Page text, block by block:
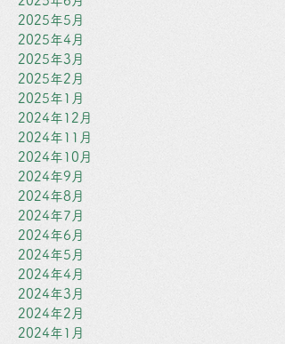
2025年5月
2025年4月
2025年3月
2025年2月
2025年1月
2024年12月
2024年11月
2024年10月
2024年9月
2024年8月
2024年7月
2024年6月
2024年5月
2024年4月
2024年3月
2024年2月
2024年1月